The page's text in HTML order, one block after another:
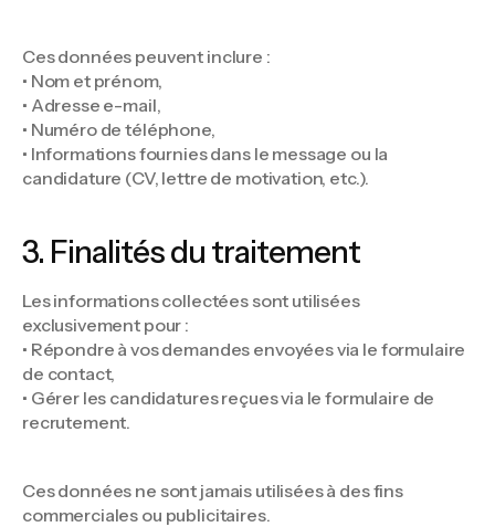
Ces données peuvent inclure :
• Nom et prénom,
• Adresse e-mail,
• Numéro de téléphone,
• Informations fournies dans le message ou la
candidature (CV, lettre de motivation, etc.).
3. Finalités du traitement
Les informations collectées sont utilisées
exclusivement pour :
• Répondre à vos demandes envoyées via le formulaire
de contact,
• Gérer les candidatures reçues via le formulaire de
recrutement.
Ces données ne sont jamais utilisées à des fins
commerciales ou publicitaires.